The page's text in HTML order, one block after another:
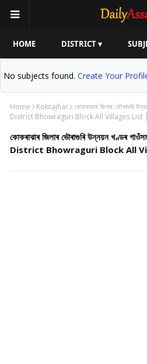
HOME DISTRICT ▾
No subjects found. Create Your
Home Kokrajhar কোকৰাঝাৰ জিলাৰ ভৌৰাগুৰি
District Bhowraguri Block All Villages List |
কোকৰাঝাৰ জিলাৰ ভৌৰাগুৰি উন্নয়ন খণ্ডৰ
District Bhowraguri Block All